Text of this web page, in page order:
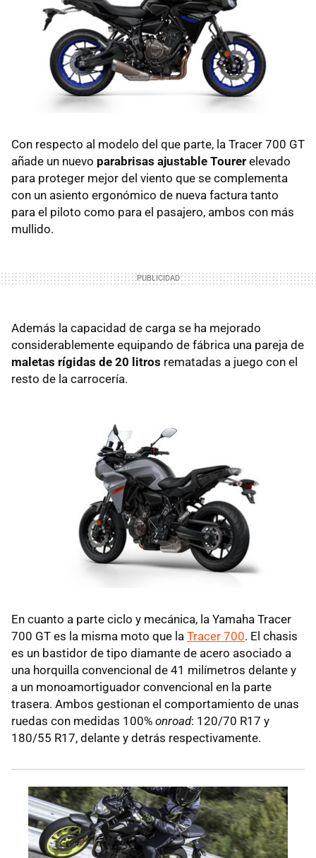
Con respecto al modelo del que parte, la Tracer 700 GT
añade un nuevo parabrisas ajustable Tourer elevado
para proteger mejor del viento que se complementa
con un asiento ergonómico de nueva factura tanto
para el piloto como para el pasajero, ambos con más
mullido.
Además la capacidad de carga se ha mejorado
considerablemente equipando de fábrica una pareja de
maletas rígidas de 20 litros rematadas a juego con el
resto de la carrocería.
En cuanto a parte ciclo y mecánica, la Yamaha Tracer
700 GT es la misma moto que la Tracer 700. El chasis
es un bastidor de tipo diamante de acero asociado a
una horquilla convencional de 41 milímetros delante y
a un monoamortiguador convencional en la parte
trasera. Ambos gestionan el comportamiento de unas
ruedas con medidas 100% onroad: 120/70 R17 y
180/55 R17, delante y detrás respectivamente.